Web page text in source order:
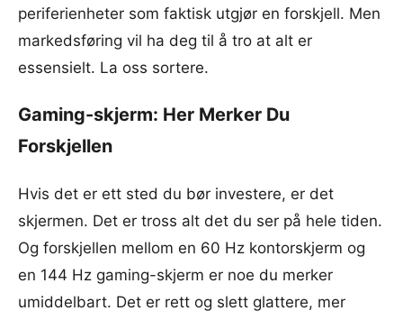
periferienheter som faktisk utgjør en forskjell. Men
markedsføring vil ha deg til å tro at alt er
essensielt. La oss sortere.
Gaming-skjerm: Her Merker Du
Forskjellen
Hvis det er ett sted du bør investere, er det
skjermen. Det er tross alt det du ser på hele tiden.
Og forskjellen mellom en 60 Hz kontorskjerm og
en 144 Hz gaming-skjerm er noe du merker
umiddelbart. Det er rett og slett glattere, mer